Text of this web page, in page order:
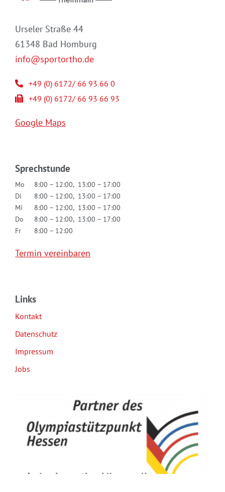
Urseler Straße 44
61348 Bad Homburg
info@sportortho.de
+49 (0) 6172/ 66 93 66 0
+49 (0) 6172/ 66 93 66 93
Google Maps
Sprechstunde
Mo
8:00 – 12:00, 13:00 – 17:00
Di
8:00 – 12:00, 13:00 – 17:00
Mi
8:00 – 12:00, 13:00 – 17:00
Do
8:00 – 12:00, 13:00 – 17:00
Fr
8:00 – 12:00
Termin vereinbaren
Links
Kontakt
Datenschutz
Impressum
Jobs